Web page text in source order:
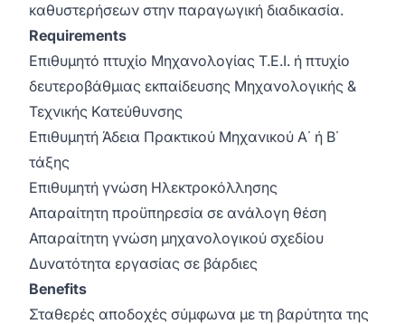
καθυστερήσεων στην παραγωγική διαδικασία.
Requirements
Επιθυμητό πτυχίο Μηχανολογίας Τ.Ε.Ι. ή πτυχίο
δευτεροβάθμιας εκπαίδευσης Μηχανολογικής &
Τεχνικής Κατεύθυνσης
Επιθυμητή Άδεια Πρακτικού Μηχανικού Α΄ ή Β΄
τάξης
Επιθυμητή γνώση Ηλεκτροκόλλησης
Απαραίτητη προϋπηρεσία σε ανάλογη θέση
Απαραίτητη γνώση μηχανολογικού σχεδίου
Δυνατότητα εργασίας σε βάρδιες
Benefits
Σταθερές αποδοχές σύμφωνα με τη βαρύτητα της